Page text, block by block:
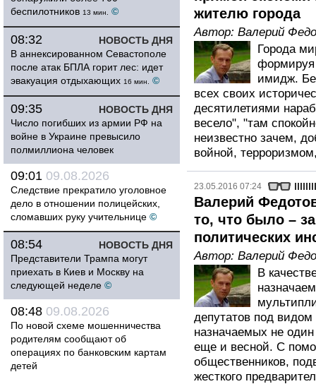
беспилотников 13 мин. ©
НОВОСТЬ ДНЯ
08:32
В аннексированном Севастополе
после атак БПЛА горит лес: идет
эвакуация отдыхающих 16 мин. ©
НОВОСТЬ ДНЯ
09:35
Число погибших из армии РФ на
войне в Украине превысило
полмиллиона человек
09:01 09.08.2026
Следствие прекратило уголовное
дело в отношении полицейских,
сломавших руку учительнице ©
НОВОСТЬ ДНЯ
08:54
Представители Трампа могут
приехать в Киев и Москву на
следующей неделе ©
08:48 09.08.2026
По новой схеме мошенничества
родителям сообщают об
операциях по банковским картам
детей
жителю города
Автор: Валерий
Города
формируя
имидж.
всех своих
десятилетиями
весело", "там
неизвестно зачем,
войной,
23.05.2016 07:24
Валерий
то, что было –
политических
Автор: Валерий
В
депутатов под
назначаемых не
еще и весной. С
общественников,
жесткого